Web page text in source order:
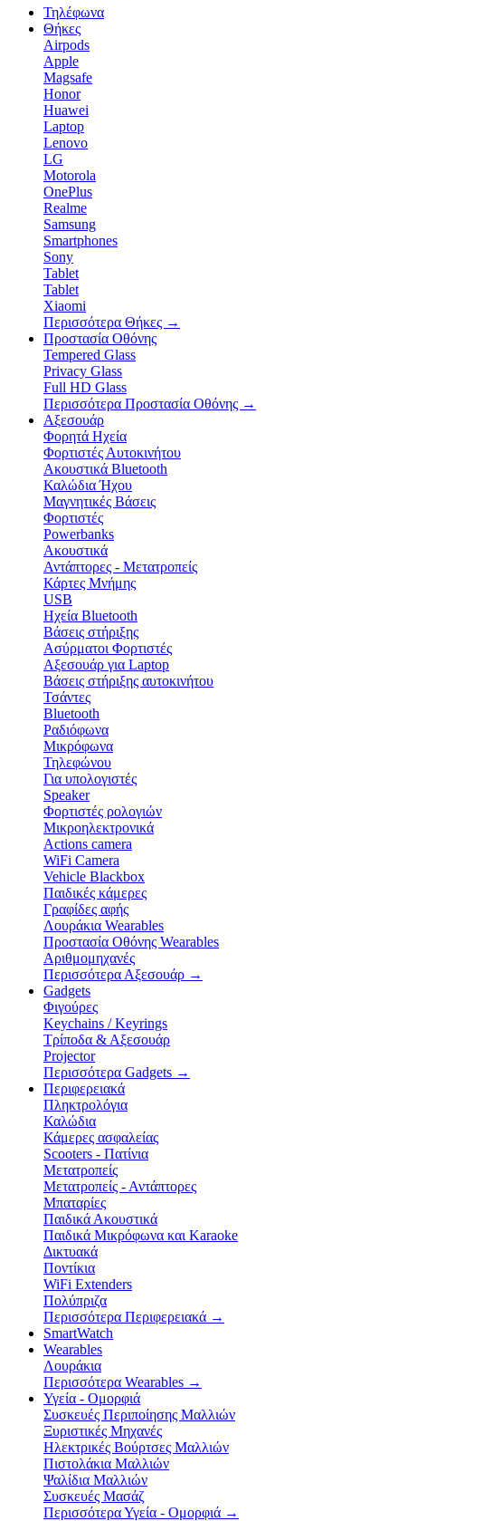
Τηλέφωνα
Θήκες
Airpods
Apple
Magsafe
Honor
Huawei
Laptop
Lenovo
LG
Motorola
OnePlus
Realme
Samsung
Smartphones
Sony
Tablet
Tablet
Xiaomi
Περισσότερα Θήκες →
Προστασία Οθόνης
Tempered Glass
Privacy Glass
Full HD Glass
Περισσότερα Προστασία Οθόνης →
Αξεσουάρ
Φορητά Ηχεία
Φορτιστές Αυτοκινήτου
Ακουστικά Bluetooth
Καλώδια Ήχου
Μαγνητικές Βάσεις
Φορτιστές
Powerbanks
Ακουστικά
Αντάπτορες - Μετατροπείς
Κάρτες Μνήμης
USB
Ηχεία Bluetooth
Βάσεις στήριξης
Ασύρματοι Φορτιστές
Αξεσουάρ για Laptop
Βάσεις στήριξης αυτοκινήτου
Τσάντες
Bluetooth
Ραδιόφωνα
Μικρόφωνα
Τηλεφώνου
Για υπολογιστές
Speaker
Φορτιστές ρολογιών
Μικροηλεκτρονικά
Actions camera
WiFi Camera
Vehicle Blackbox
Παιδικές κάμερες
Γραφίδες αφής
Λουράκια Wearables
Προστασία Οθόνης Wearables
Αριθμομηχανές
Περισσότερα Αξεσουάρ →
Gadgets
Φιγούρες
Keychains / Keyrings
Τρίποδα & Αξεσουάρ
Projector
Περισσότερα Gadgets →
Περιφερειακά
Πληκτρολόγια
Καλώδια
Κάμερες ασφαλείας
Scooters - Πατίνια
Μετατροπείς
Μετατροπείς - Αντάπτορες
Μπαταρίες
Παιδικά Ακουστικά
Παιδικά Μικρόφωνα και Karaoke
Δικτυακά
Ποντίκια
WiFi Extenders
Πολύπριζα
Περισσότερα Περιφερειακά →
SmartWatch
Wearables
Λουράκια
Περισσότερα Wearables →
Υγεία - Ομορφιά
Συσκευές Περιποίησης Μαλλιών
Ξυριστικές Μηχανές
Ηλεκτρικές Βούρτσες Μαλλιών
Πιστολάκια Μαλλιών
Ψαλίδια Μαλλιών
Συσκευές Μασάζ
Περισσότερα Υγεία - Ομορφιά →